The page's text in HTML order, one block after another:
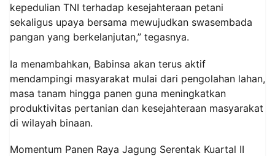
kepedulian TNI terhadap kesejahteraan petani
sekaligus upaya bersama mewujudkan swasembada
pangan yang berkelanjutan,” tegasnya.
Ia menambahkan, Babinsa akan terus aktif
mendampingi masyarakat mulai dari pengolahan lahan,
masa tanam hingga panen guna meningkatkan
produktivitas pertanian dan kesejahteraan masyarakat
di wilayah binaan.
Momentum Panen Raya Jagung Serentak Kuartal II